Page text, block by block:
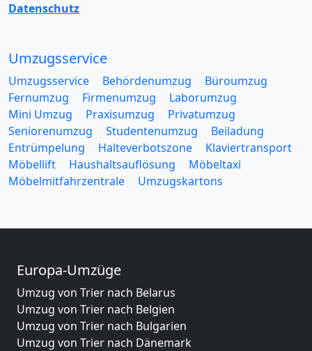
Datenschutz
Umzugsservice
Umzugsservice Behördenumzug
Büroumzug
Fernumzug
Firmenumzug
Laborumzug
Mini Umzug
Praxisumzug
Privatumzug
Seniorenumzug
Studentenumzug
Beiladung
Entrümpelung
Halteverbotszone
Klaviertransport
Möbellift
Haushaltsauflösung
Möbeltaxi
Möbelmitfahrzentrale
Umzugskartons
Europa-Umzüge
Umzug von Trier nach Belarus
Umzug von Trier nach Belgien
Umzug von Trier nach Bulgarien
Umzug von Trier nach Dänemark